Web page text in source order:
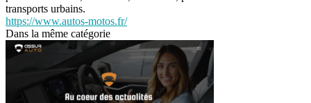
transports urbains.
https://www.autos-motos.fr/
Dans la même catégorie